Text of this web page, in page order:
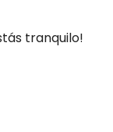
tranquilo!